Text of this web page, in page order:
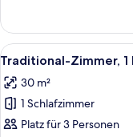
anzeigen
Zimmer,
1 King-
Bett
Accessible,
Tub)
Alle
Fotos
für
Traditional-
Zimmer,
3
Traditional-Zimmer,
30 m²
1 Schlafzimmer
Platz für 3 Personen